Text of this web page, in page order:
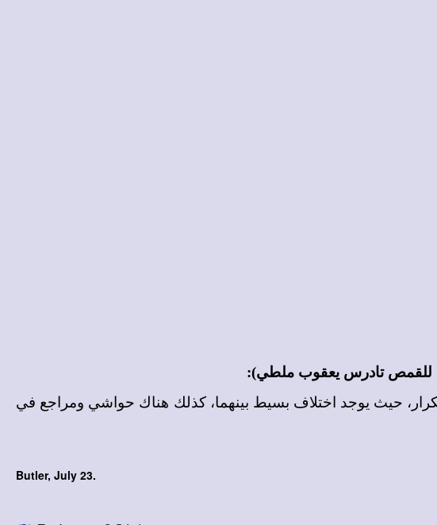
للقمص تادرس يعقوب ملطي):
حيث يوجد اختلاف بسيط بينهما، كذلك هناك حواشي ومراجع في
Butler, July 23.